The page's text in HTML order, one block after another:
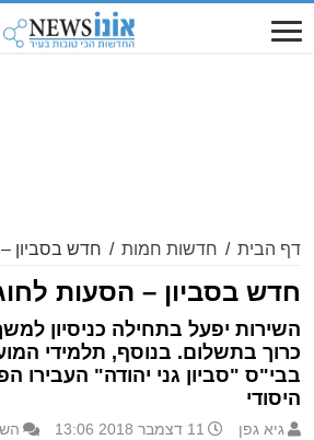
דף הבית / חדשות חמות / חדש בסביון –
חדש בסביון – הסעות
השירות יפעל בתחילה כניסיון
כרוך בתשלום. בנוסף, תלמידי
בבי"ס "סביון גני יהודה" העבירו
היסודי
גיא גפן 11 דצמבר 2018 13:06